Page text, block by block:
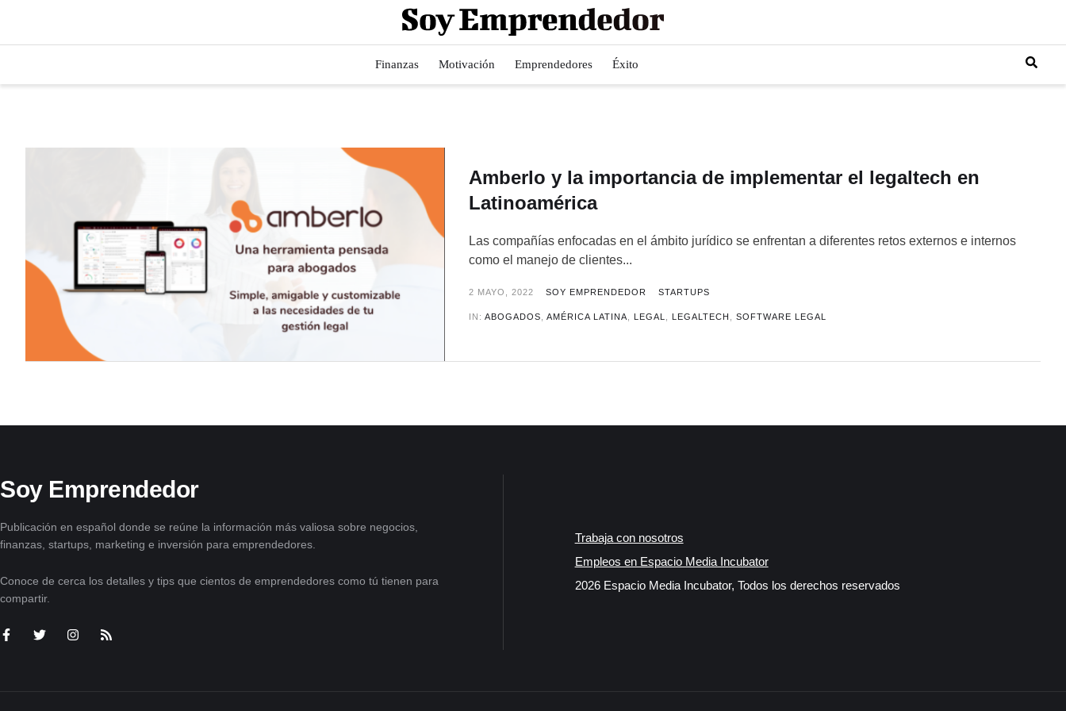
Finanzas Motivación Emprendedores Éxito
Amberlo y la importancia de implementar el legaltech en
Latinoamérica
Las compañías enfocadas en el ámbito jurídico se enfrentan a diferentes retos externos e internos
como el manejo de clientes...
2 MAYO, 2022 SOY EMPRENDEDOR STARTUPS
IN:ABOGADOS,AMÉRICA LATINA, LEGAL, LEGALTECH ,SOFTWARE LEGAL
Soy Emprendedor
Publicación en español donde se reúne la información más valiosa sobre negocios,
finanzas, startups, marketing e inversión para emprendedores.
Conoce de cerca los detalles y tips que cientos de emprendedores como tú tienen para
compartir.
Trabaja con nosotros
Empleos en Espacio Media Incubator
2026 Espacio Media Incubator, Todos los derechos reservados